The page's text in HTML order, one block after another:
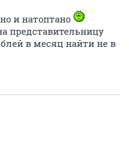
и натоптано
представительницу
в месяц найти не в